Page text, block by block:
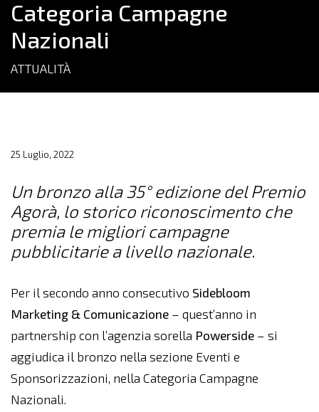
Categoria Campagne
Nazionali
ATTUALITÀ
25 Luglio, 2022
Un bronzo alla 35° edizione del Premio
Agorà, lo storico riconoscimento che
premia le migliori campagne
pubblicitarie a livello nazionale.
Per il secondo anno consecutivo Sidebloom
Marketing & Comunicazione – quest’anno in
partnership con l’agenzia sorella Powerside – si
aggiudica il bronzo nella sezione Eventi e
Sponsorizzazioni, nella Categoria Campagne
Nazionali.